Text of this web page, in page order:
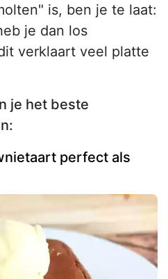
is, ben je te laat:
je dan los
verklaart veel platte
je het beste
perfect als